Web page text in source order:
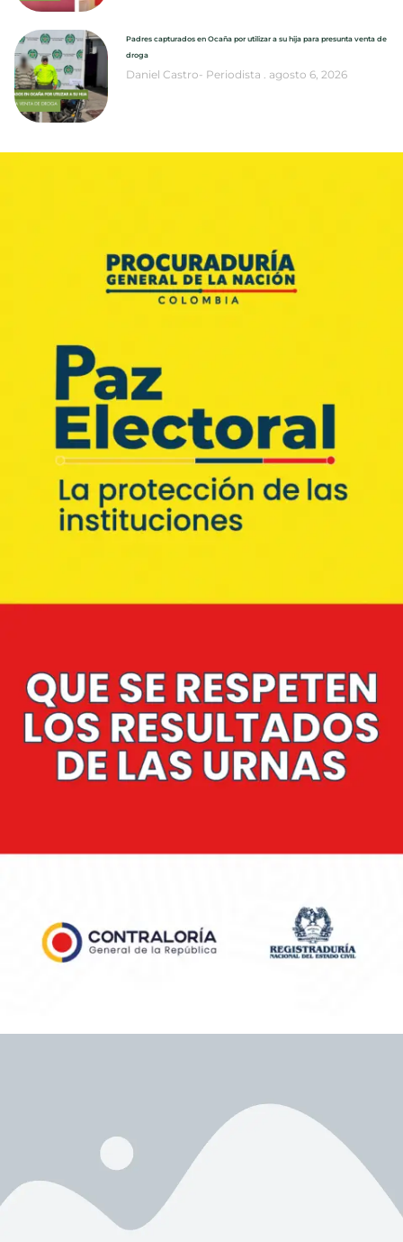
Padres capturados en Ocaña por utilizar a su hija para presunta venta de
droga
Daniel Castro- Periodista agosto 6, 2026